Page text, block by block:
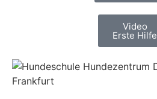
Video
Erste Hilfe